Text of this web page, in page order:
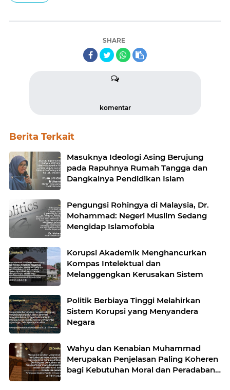
SHARE
komentar
Berita Terkait
Masuknya Ideologi Asing Berujung
pada Rapuhnya Rumah Tangga dan
Dangkalnya Pendidikan Islam
Pengungsi Rohingya di Malaysia, Dr.
Mohammad: Negeri Muslim Sedang
Mengidap Islamofobia
Korupsi Akademik Menghancurkan
Kompas Intelektual dan
Melanggengkan Kerusakan Sistem
Politik Berbiaya Tinggi Melahirkan
Sistem Korupsi yang Menyandera
Negara
Wahyu dan Kenabian Muhammad
Merupakan Penjelasan Paling Koheren
bagi Kebutuhan Moral dan Peradaban